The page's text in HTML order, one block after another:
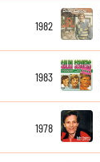
1982
1983
1978